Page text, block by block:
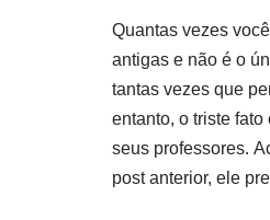
Quantas vezes
antigas e não é o
tantas vezes que
entanto, o triste
seus professores.
post anterior, ele